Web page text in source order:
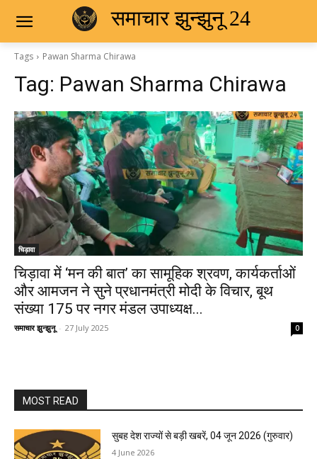
समाचार झुन्झुनू 24
Tags Pawan Sharma Chirawa
Tag: Pawan Sharma Chirawa
चिड़ावा
चिड़ावा में ‘मन की बात’ का सामूहिक श्रवण, कार्यकर्ताओं
और आमजन ने सुने प्रधानमंत्री मोदी के विचार, बूथ
संख्या 175 पर नगर मंडल उपाध्यक्ष...
समाचार झुन्झुनू - 27 July 2025 0
MOST READ
सुबह देश राज्यों से बड़ी खबरें, 04 जून 2026 (गुरुवार)
4 June 2026